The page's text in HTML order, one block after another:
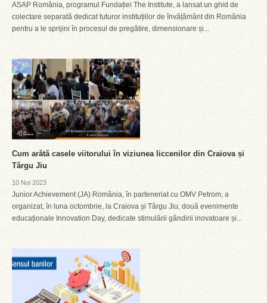
ASAP România, programul Fundației The Institute, a lansat un ghid de
colectare separată dedicat tuturor instituțiilor de învățământ din România
pentru a le sprijini în procesul de pregătire, dimensionare și...
Cum arătă casele viitorului în viziunea liccenilor din Craiova și
Târgu Jiu
10 Noi 2023
Junior Achievement (JA) România, în parteneriat cu OMV Petrom, a
organizat, în luna octombrie, la Craiova și Târgu Jiu, două evenimente
educaționale Innovation Day, dedicate stimulării gândirii inovatoare și...